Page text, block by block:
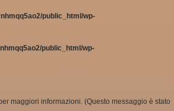
public_html/wp-
public_html/wp-
maggiori informazioni. (Questo messaggio è stato